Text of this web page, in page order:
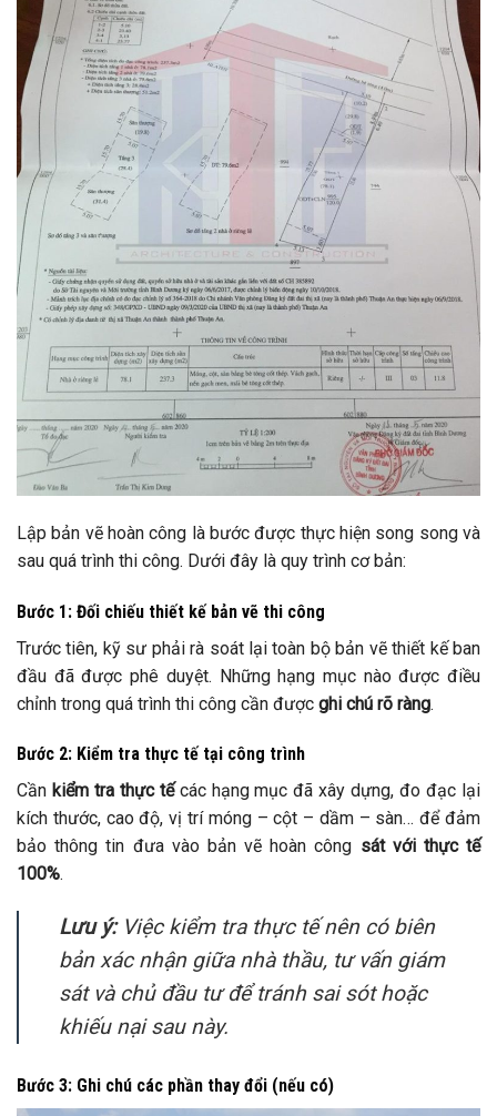
Lập bản vẽ hoàn công là bước được thực hiện song song và
sau quá trình thi công. Dưới đây là quy trình cơ bản:
Bước 1: Đối chiếu thiết kế bản vẽ thi công
Trước tiên, kỹ sư phải rà soát lại toàn bộ bản vẽ thiết kế ban
đầu đã được phê duyệt. Những hạng mục nào được điều
chỉnh trong quá trình thi công cần được ghi chú rõ ràng.
Bước 2: Kiểm tra thực tế tại công trình
Cần kiểm tra thực tếcác hạng mục đã xây dựng, đo đạc lại
kích thước, cao độ, vị trí móng – cột – dầm – sàn… để đảm
bảo thông tin đưa vào bản vẽ hoàn công sát với thực tế
100%.
Lưu ý:Việc kiểm tra thực tế nên có biên
bản xác nhận giữa nhà thầu, tư vấn giám
sát và chủ đầu tư để tránh sai sót hoặc
khiếu nại sau này.
Bước 3: Ghi chú các phần thay đổi (nếu có)